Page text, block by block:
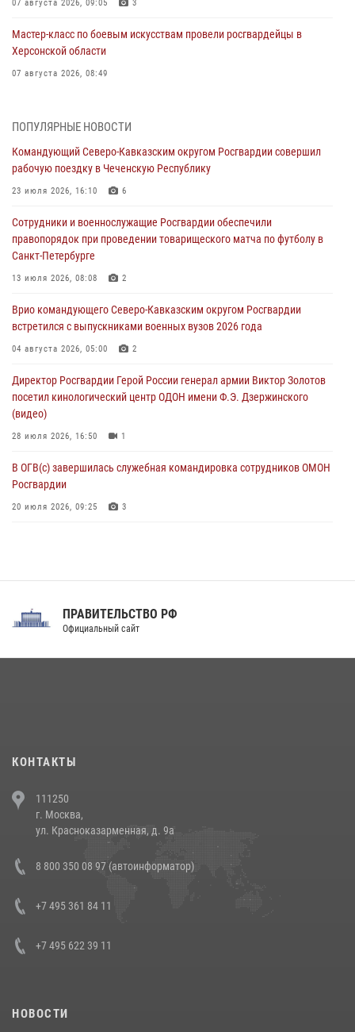
07 августа 2026, 09:05 3
Мастер-класс по боевым искусствам провели росгвардейцы в
Херсонской области
07 августа 2026, 08:49
пистолетом граждан центре Санкт-Петербурга
В центре Москвы росгвардейцы задержали мужчину, пытавшегося
проникнуть на охраняемый объект через крышу (видео)
Представители Росгвардии и руководство Свердловского
творческого союза журналистов обсудили вопросы взаимодействия
07 августа 2026, 08:00
Для подразделений Росгвардии, принимающих участие в
специальной военной операции, переданы специальные
автомобили
ПОПУЛЯРНЫЕ НОВОСТИ
Командующий Северо-Кавказским округом Росгвардии совершил
рабочую поездку в Чеченскую Республику
23 июля 2026, 16:10 6
Сотрудники и военнослужащие Росгвардии обеспечили
правопорядок при проведении товарищеского матча по футболу в
Санкт-Петербурге
13 июля 2026, 08:08 2
Врио командующего Северо-Кавказским округом Росгвардии
встретился с выпускниками военных вузов 2026 года
04 августа 2026, 05:00 2
Директор Росгвардии Герой России генерал армии Виктор Золотов
посетил кинологический центр ОДОН имени Ф.Э. Дзержинского
(видео)
28 июля 2026, 16:50 1
В ОГВ(с) завершилась служебная командировка сотрудников ОМОН
Росгвардии
20 июля 2026, 09:25 3
Праздник «Один день с Росгвардией» к 105-летию Центрального
напавших на бригаду скорой помощи (видео)
14 июля 2026, 12:20
В Росгвардии прошла военно-научная конференция по обобщению
боевого опыта
ПРАВИТЕЛЬСТВО РФ
Официальный сайт
КОНТАКТЫ
111250
г. Москва,
ул. Красноказарменная, д. 9а
8 800 350 08 97 (автоинформатор)
+7 495 361 84 11
+7 495 622 39 11
НОВОСТИ